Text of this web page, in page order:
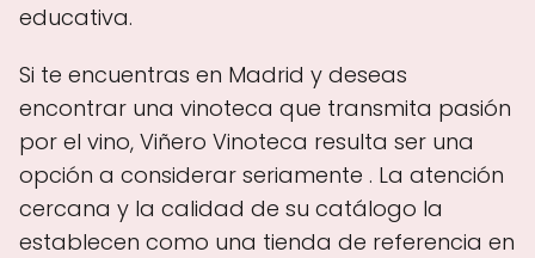
educativa.
Si te encuentras en Madrid y deseas
encontrar una vinoteca que transmita pasión
por el vino, Viñero Vinoteca resulta ser una
opción a considerar seriamente . La atención
cercana y la calidad de su catálogo la
establecen como una tienda de referencia en